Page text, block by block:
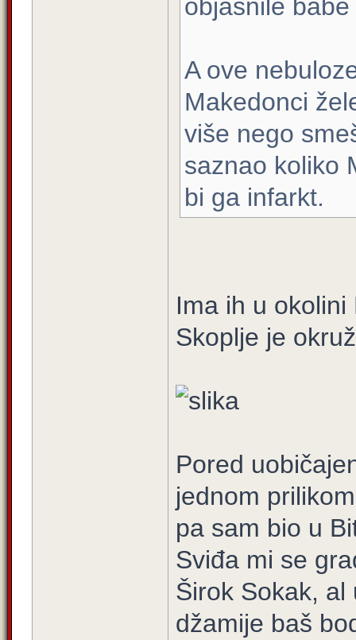
objasnile
A ove
Makedonci
više nego
saznao koliko
bi ga infarkt.
Ima ih u
Skoplje je
Pored
jednom
pa sam bio u
Sviđa mi se
Širok Sokak,
džamije baš